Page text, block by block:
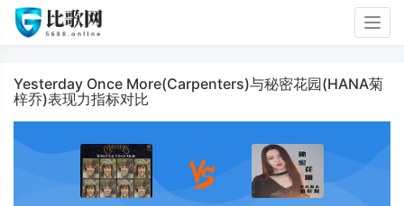
Yesterday Once More(Carpenters)与秘密花园(HANA菊
梓乔)表现力指标对比